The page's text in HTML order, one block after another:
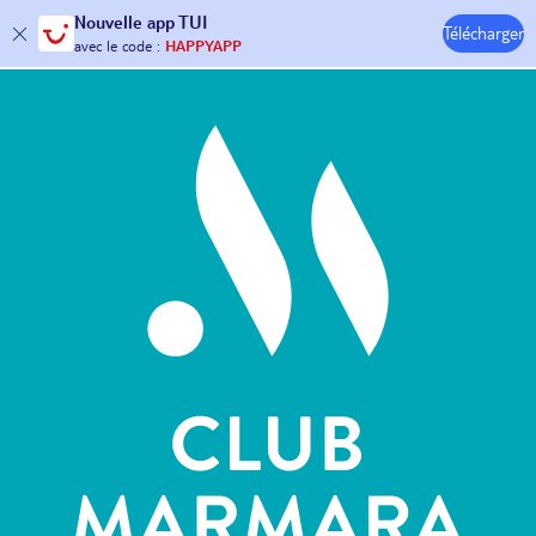
Nouvelle app TUI
30€ offerts*sur votrevoyage !
avec le code :HAPPYAPP
Télécharger
Hôtels & Clubs